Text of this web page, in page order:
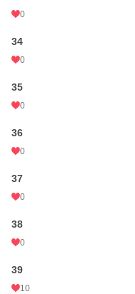
0
34
0
35
0
36
0
37
0
38
0
39
10